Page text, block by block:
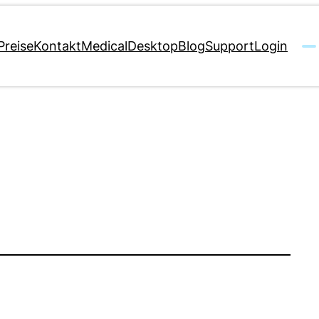
KontaktMedicalDesktopBlogSupportLogin